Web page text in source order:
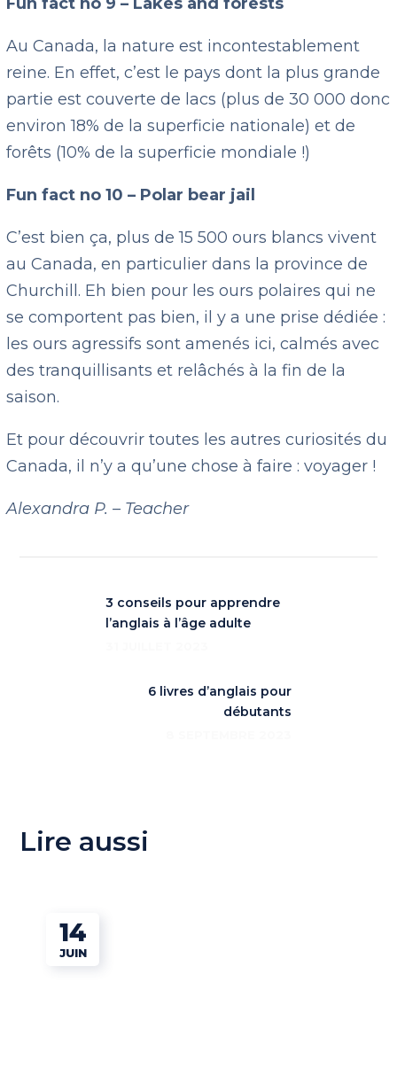
Au Canada, la nature est incontestablement
reine. En effet, c’est le pays dont la plus grande
partie est couverte de lacs (plus de 30 000 donc
environ 18% de la superficie nationale) et de
forêts (10% de la superficie mondiale !)
Fun fact no 10 – Polar bear jail
C’est bien ça, plus de 15 500 ours blancs vivent
au Canada, en particulier dans la province de
Churchill. Eh bien pour les ours polaires qui ne
se comportent pas bien, il y a une prise dédiée :
les ours agressifs sont amenés ici, calmés avec
des tranquillisants et relâchés à la fin de la
saison.
Et pour découvrir toutes les autres curiosités du
Canada, il n’y a qu’une chose à faire : voyager !
Alexandra P. – Teacher
3 conseils pour apprendre
l’anglais à l’âge adulte
6 livres d’anglais pour
débutants
Lire aussi
14
JUIN